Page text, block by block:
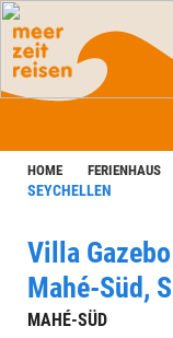
HOME FERIENHAUS
SEYCHELLEN
Villa
Mahé-Süd,
MAHÉ-SÜD